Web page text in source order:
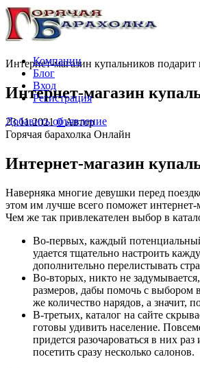
Компании
Блог
Вход
Регистрация
Добавить объявление
Интернет-магазин купальников подарит
Интернет-магазин
23.11.20210Автор
Горячая барахолка Онлайн
Интернет-магазин
Наверняка многие девушки перед
этом им лучше всего поможет интернет-
Чем же так привлекателен выбор в
Во-первых, каждый потенциальный
удается тщательно настроить
дополнительно перелистывать
Во-вторых, никто не
размеров, дабы помочь с выбором
же количество нарядов, а значит,
В-третьих, каталог на сайте
готовы удивить население.
придется разочароваться в них
посетить сразу несколько салонов.